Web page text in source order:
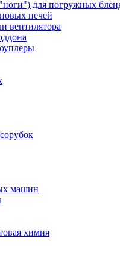
для погружных
печей
вентилятора
машин
химия